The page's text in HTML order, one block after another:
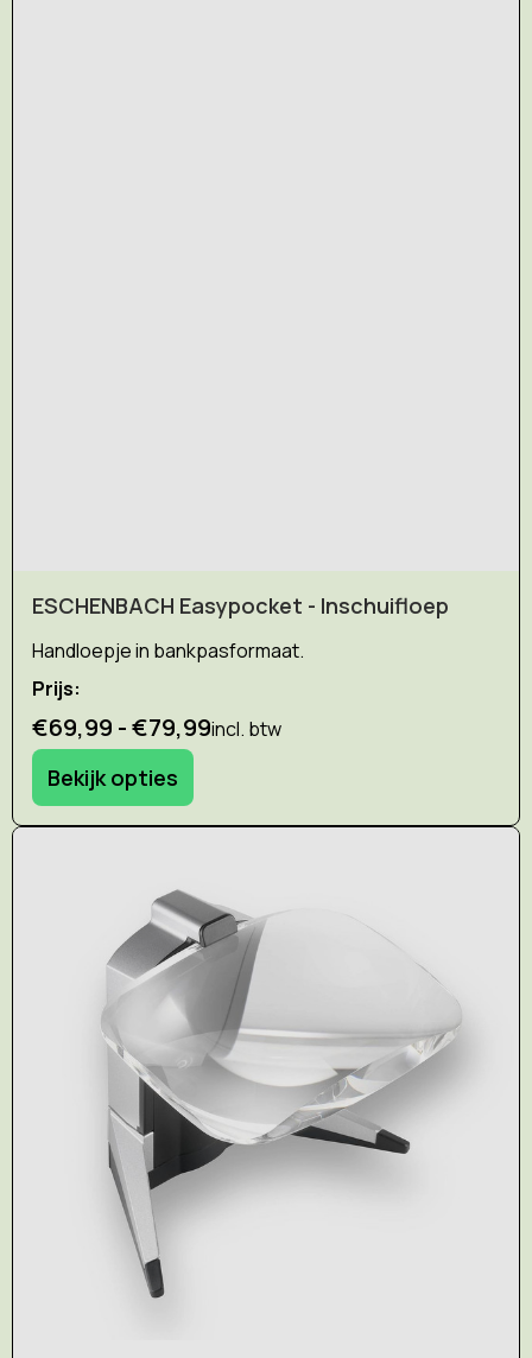
ESCHENBACH Easypocket - Inschuifloep
Handloepje in bankpasformaat.
Prijs:
€69,99 - €79,99incl. btw
Bekijk opties